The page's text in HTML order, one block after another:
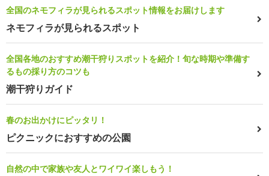
全国のネモフィラが見られるスポット情報をお届けします
ネモフィラが見られるスポット
全国各地のおすすめ潮干狩りスポットを紹介！旬な時期や準備す
るもの採り方のコツも
潮干狩りガイド
春のお出かけにピッタリ！
ピクニックにおすすめの公園
自然の中で家族や友人とワイワイ楽しもう！